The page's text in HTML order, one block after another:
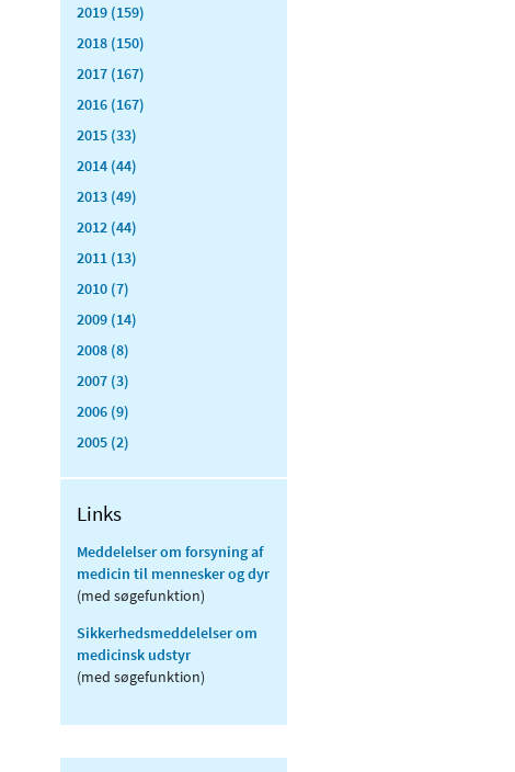
2019 (159)
2018 (150)
2017 (167)
2016 (167)
2015 (33)
2014 (44)
2013 (49)
2012 (44)
2011 (13)
2010 (7)
2009 (14)
2008 (8)
2007 (3)
2006 (9)
2005 (2)
Links
Meddelelser om forsyning af
medicin til mennesker og dyr
(med søgefunktion)
Sikkerhedsmeddelelser om
medicinsk udstyr
(med søgefunktion)